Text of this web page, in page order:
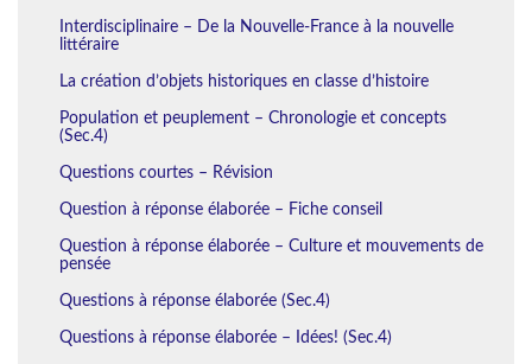
Interdisciplinaire – De la Nouvelle-France à la nouvelle
littéraire
La création d’objets historiques en classe d’histoire
Population et peuplement – Chronologie et concepts
(Sec.4)
Questions courtes – Révision
Question à réponse élaborée – Fiche conseil
Question à réponse élaborée – Culture et mouvements de
pensée
Questions à réponse élaborée (Sec.4)
Questions à réponse élaborée – Idées! (Sec.4)